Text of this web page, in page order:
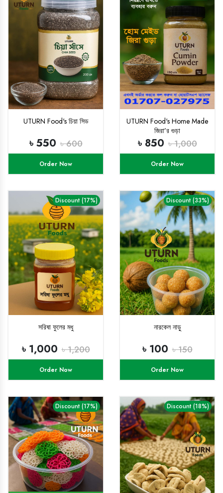
UTURN Food's চিয়া সিড
৳ 550 ৳ 600
Order Now
UTURN Food's Home Made
জিরা’র গুড়া
৳ 850 ৳ 1,000
Order Now
Discount (17%)
সরিষা ফুলের মধু
৳ 1,000 ৳ 1,200
Order Now
Discount (33%)
নারকেল নাড়ু
৳ 100 ৳ 150
Order Now
Discount (17%) Discount (18%)